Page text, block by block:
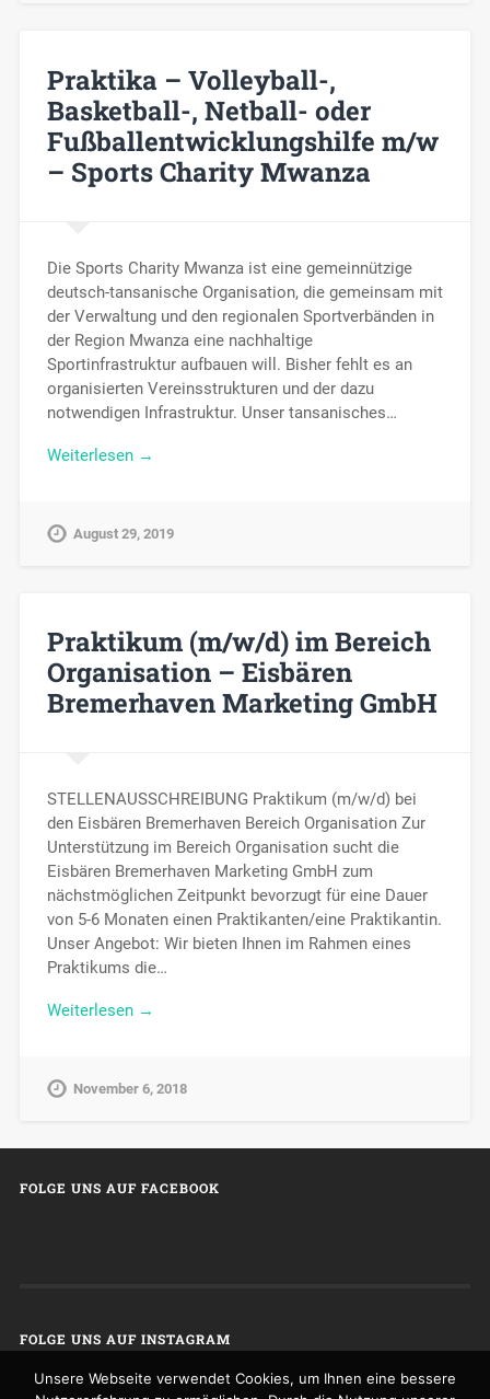
Praktika – Volleyball-,
Basketball-, Netball- oder
Fußballentwicklungshilfe m/w
– Sports Charity Mwanza
Die Sports Charity Mwanza ist eine gemeinnützige
deutsch-tansanische Organisation, die gemeinsam mit
der Verwaltung und den regionalen Sportverbänden in
der Region Mwanza eine nachhaltige
Sportinfrastruktur aufbauen will. Bisher fehlt es an
organisierten Vereinsstrukturen und der dazu
notwendigen Infrastruktur. Unser tansanisches…
Weiterlesen →
August 29, 2019
Praktikum (m/w/d) im Bereich
Organisation – Eisbären
Bremerhaven Marketing GmbH
STELLENAUSSCHREIBUNG Praktikum (m/w/d) bei
den Eisbären Bremerhaven Bereich Organisation Zur
Unterstützung im Bereich Organisation sucht die
Eisbären Bremerhaven Marketing GmbH zum
nächstmöglichen Zeitpunkt bevorzugt für eine Dauer
von 5-6 Monaten einen Praktikanten/eine Praktikantin.
Unser Angebot: Wir bieten Ihnen im Rahmen eines
Praktikums die…
Weiterlesen →
November 6, 2018
FOLGE UNS AUF FACEBOOK
FOLGE UNS AUF INSTAGRAM
Unsere Webseite verwendet Cookies, um Ihnen eine bessere